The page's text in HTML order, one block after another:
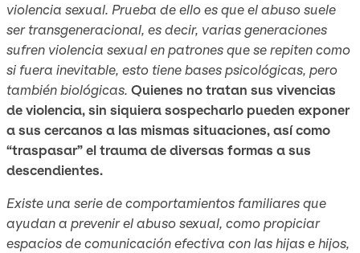
violencia sexual. Prueba de ello es que el abuso suele
ser transgeneracional, es decir, varias generaciones
sufren violencia sexual en patrones que se repiten como
si fuera inevitable, esto tiene bases psicológicas, pero
también biológicas. Quienes no tratan sus vivencias
de violencia, sin siquiera sospecharlo pueden exponer
a sus cercanos a las mismas situaciones, así como
“traspasar” el trauma de diversas formas a sus
descendientes.
Existe una serie de comportamientos familiares que
ayudan a prevenir el abuso sexual, como propiciar
espacios de comunicación efectiva con las hijas e hijos,